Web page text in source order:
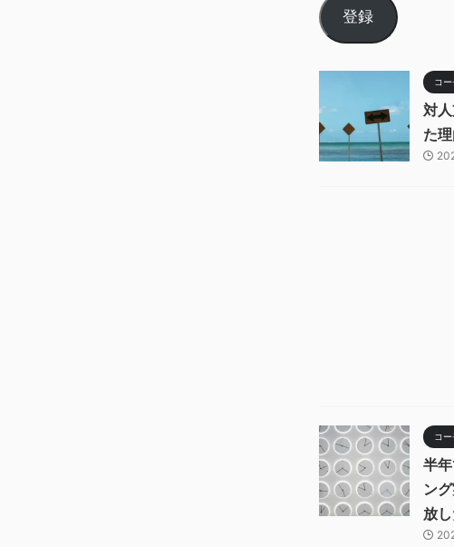
登録
コ
対
た
コ
半
ン
放